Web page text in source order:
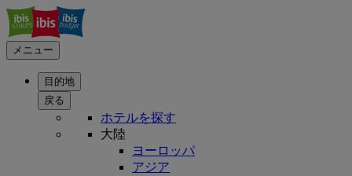
メニュー
目的地
戻る
ホテルを探す
大陸
ヨーロッパ
アジア